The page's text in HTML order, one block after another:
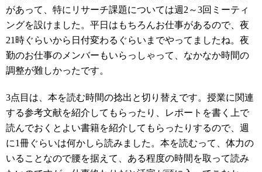
があって、特にリサーチ課題については週2～3回ミーティ
ングを設けました。平日はもちろんお仕事があるので、夜
21時ぐらいから日付変わるぐらいまでやってましたね。夜
勤のお仕事のメンバーもいらっしゃって、なかなか時間の
調整が難しかったです。
3点目は、本を読む時間の捻出と切り替えです。授業に関連
する参考文献を紹介してもらったり、レポートを書く上で
読んでおくとよい書籍を紹介してもらったりするので、週
に1冊ぐらいは何かしら読みました。本を読むって、体力の
いることなので腰を据えて、ある程度の時間を取って読み